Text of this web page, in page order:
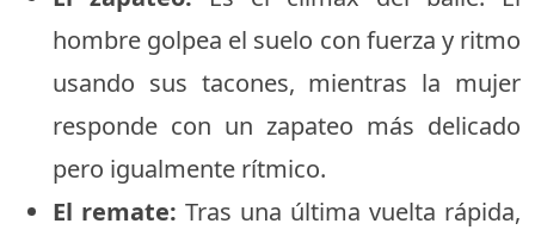
hombre golpea el suelo con fuerza y ritmo
usando sus tacones, mientras la mujer
responde con un zapateo más delicado
pero igualmente rítmico.
El remate: Tras una última vuelta rápida,